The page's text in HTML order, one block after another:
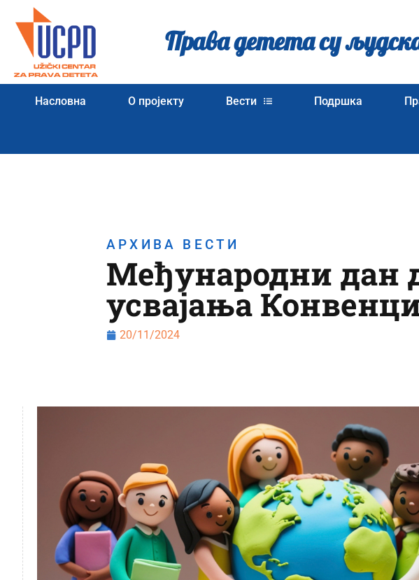
Права детета су
Насловна О пројекту Вести Подршка
АРХИВА ВЕСТИ
Међународни дан
усвајања
20/11/2024